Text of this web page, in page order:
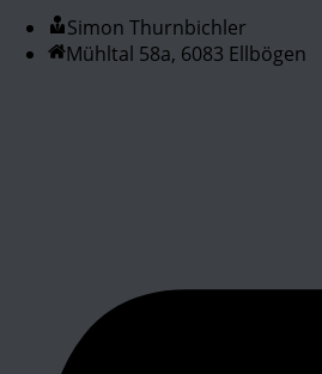
Simon Thurnbichler
Mühltal 58a, 6083 Ellbögen